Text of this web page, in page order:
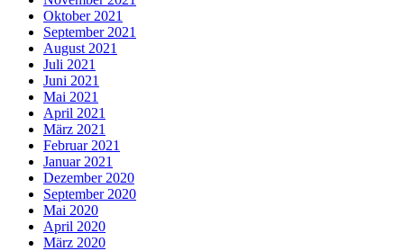
Oktober 2021
September 2021
August 2021
Juli 2021
Juni 2021
Mai 2021
April 2021
März 2021
Februar 2021
Januar 2021
Dezember 2020
September 2020
Mai 2020
April 2020
März 2020